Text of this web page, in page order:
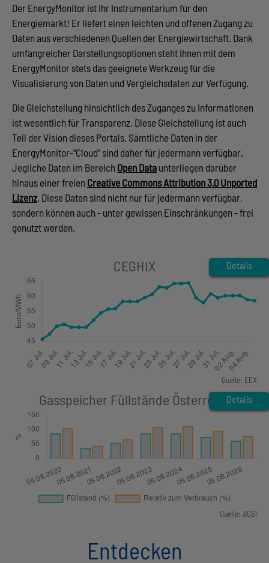
Der EnergyMonitor ist Ihr Instrumentarium für den
Energiemarkt! Er liefert einen leichten und offenen Zugang zu
Daten aus verschiedenen Quellen der Energiewirtschaft. Dank
umfangreicher Darstellungsoptionen steht Ihnen mit dem
EnergyMonitor stets das geeignete Werkzeug für die
Visualisierung von Daten und Vergleichsdaten zur Verfügung.
Die Gleichstellung hinsichtlich des Zuganges zu Informationen
ist wesentlich für Transparenz. Diese Gleichstellung ist auch
Teil der Vision dieses Portals. Sämtliche Daten in der
EnergyMonitor-"Cloud" sind daher für jedermann verfügbar.
Jegliche Daten im Bereich Open Data unterliegen darüber
hinaus einer freien Creative Commons Attribution 3.0 Unported
Lizenz. Diese Daten sind nicht nur für jedermann verfügbar,
sondern können auch - unter gewissen Einschränkungen - frei
genutzt werden.
Details
Quelle: EEX
Details
Quelle: AGSI
Entdecken